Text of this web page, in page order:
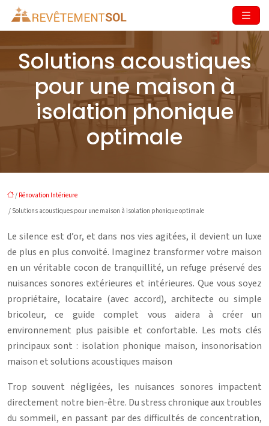
Solutions acoustiques
pour une maison à
isolation phonique
optimale
/ Rénovation Intérieure
/ Solutions acoustiques pour une maison à isolation phonique optimale
Le silence est d’or, et dans nos vies agitées, il devient un luxe
de plus en plus convoité. Imaginez transformer votre maison
en un véritable cocon de tranquillité, un refuge préservé des
nuisances sonores extérieures et intérieures. Que vous soyez
propriétaire, locataire (avec accord), architecte ou simple
bricoleur, ce guide complet vous aidera à créer un
environnement plus paisible et confortable. Les mots clés
principaux sont : isolation phonique maison, insonorisation
maison et solutions acoustiques maison
Trop souvent négligées, les nuisances sonores impactent
directement notre bien-être. Du stress chronique aux troubles
du sommeil, en passant par des difficultés de concentration,